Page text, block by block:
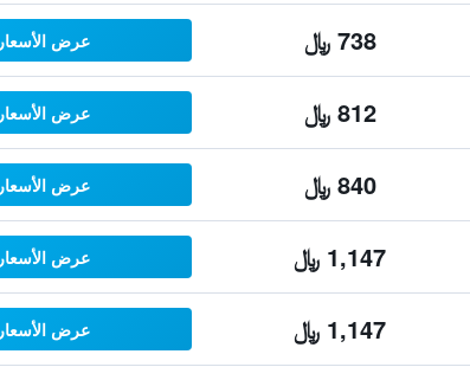
738 ﷼ عرض الأسعار
812 ﷼ عرض الأسعار
840 ﷼ عرض الأسعار
1,147 ﷼ عرض الأسعار
1,147 ﷼ عرض الأسعار